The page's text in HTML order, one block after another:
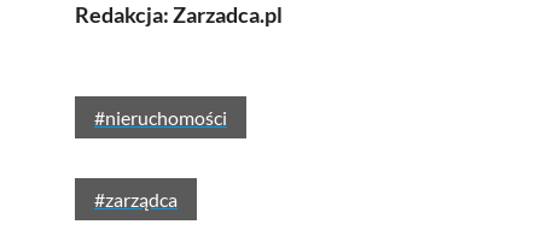
Redakcja: Zarzadca.pl
#nieruchomości
#zarządca